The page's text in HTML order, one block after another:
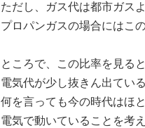
ただし、ガス代は都市ガス
プロパンガスの場合にはこ
ところで、この比率を見る
電気代が少し抜きん出てい
何を言っても今の時代はほ
電気で動いていることを考